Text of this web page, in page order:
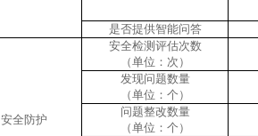
是否提供智能问答
安全防护
安全检测评估次数
（单位：次）
发现问题数量
（单位：个）
问题整改数量
（单位：个）